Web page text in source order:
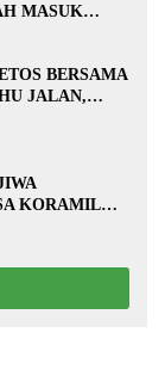
MASUK
BERSAMA
JALAN,
KORAMIL